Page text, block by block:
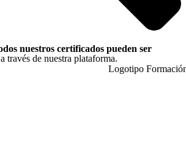
nuestros certificados pueden ser
través de nuestra plataforma.